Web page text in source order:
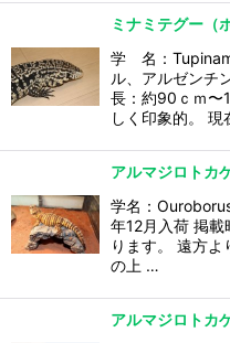
ミナミテグー（
学 名：
ル、アルゼンチ
長：約90ｃｍ〜
しく印象的。
アルマジロト
学名：
年12月入荷 掲載
ります。 遠方
の上 …
アルマジロト